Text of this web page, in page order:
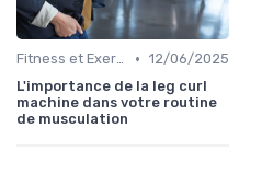
Fitness et Exercices • 12/06/2025
L'importance de la leg curl
machine dans votre routine
de musculation